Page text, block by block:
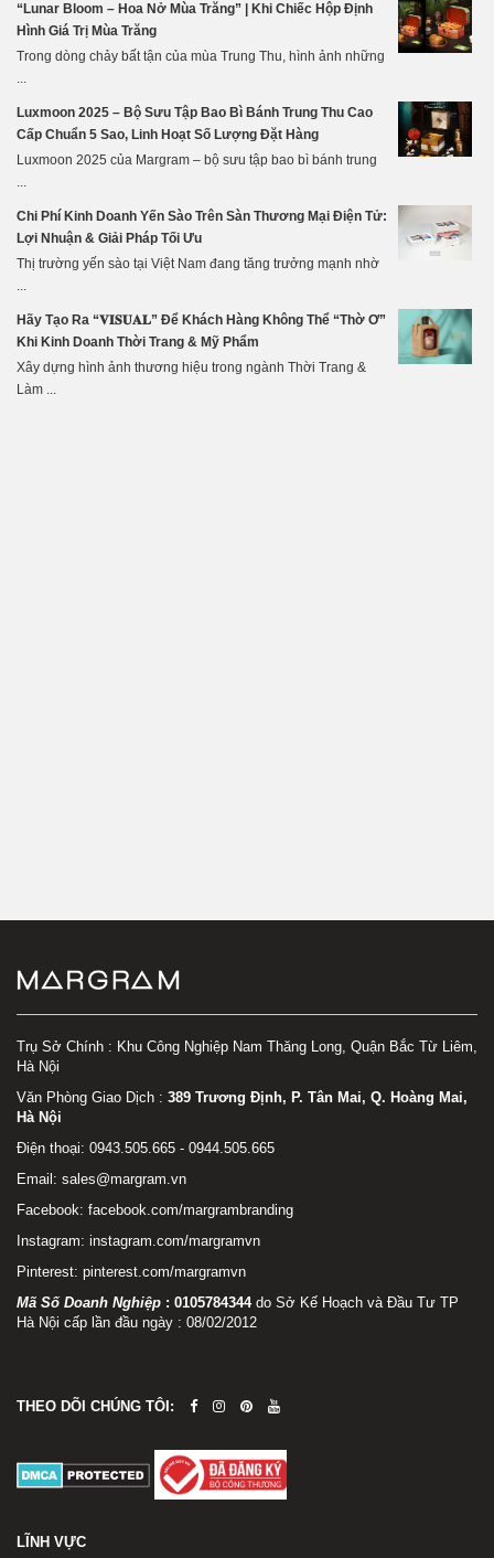
“Lunar Bloom – Hoa Nở Mùa Trăng” | Khi Chiếc Hộp Định
Hình Giá Trị Mùa Trăng
Trong dòng chảy bất tận của mùa Trung Thu, hình ảnh những
...
Luxmoon 2025 – Bộ Sưu Tập Bao Bì Bánh Trung Thu Cao
Cấp Chuẩn 5 Sao, Linh Hoạt Số Lượng Đặt Hàng
Luxmoon 2025 của Margram – bộ sưu tập bao bì bánh trung
Chi Phí Kinh Doanh Yến Sào Trên Sàn Thương Mại Điện Tử:
Lợi Nhuận & Giải Pháp Tối Ưu
Thị trường yến sào tại Việt Nam đang tăng trưởng mạnh nhờ
Hãy Tạo Ra “𝐕𝐈𝐒𝐔𝐀𝐋” Để Khách Hàng Không Thể “Thờ Ơ”
Khi Kinh Doanh Thời Trang & Mỹ Phẩm
Xây dựng hình ảnh thương hiệu trong ngành Thời Trang &
Làm ...
Trụ Sở Chính : Khu Công Nghiệp Nam Thăng Long, Quận Bắc Từ Liêm,
Hà Nội
Văn Phòng Giao Dịch : 389 Trương Định, P. Tân Mai, Q. Hoàng Mai,
Hà Nội
Điện thoại: 0943.505.665 - 0944.505.665
Email: sales@margram.vn
Facebook: facebook.com/margrambranding
Instagram: instagram.com/margramvn
Pinterest: pinterest.com/margramvn
Mã Số Doanh Nghiệp : 0105784344do Sở Kế Hoạch và Đầu Tư TP
Hà Nội cấp lần đầu ngày : 08/02/2012
THEO DÕI CHÚNG TÔI:
LĨNH VỰC